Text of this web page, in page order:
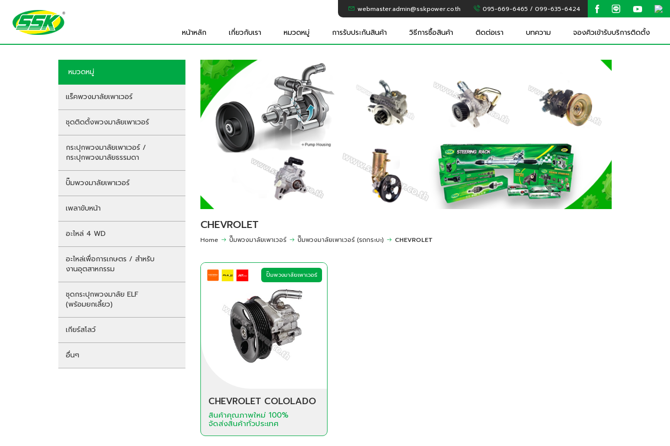
หน้าหลัก เกี่ยวกับเรา หมวดหมู่ การรับประกันสินค้า วิธีการซื้อสินค้า ติดต่อเรา บทความ จองคิวเข้ารับบริการติดตั้ง
webmaster.admin@sskpower.co.th 095-669-6465 / 099-635-6424
หมวดหมู่
แร็คพวงมาลัยเพาเวอร์
ชุดติดตั้งพวงมาลัยเพาเวอร์
กระปุกพวงมาลัยเพาเวอร์ /
กระปุกพวงมาลัยธรรมดา
ปั๊มพวงมาลัยเพาเวอร์
เพลาขับหน้า
อะไหล่ 4 WD
อะไหล่เพื่อการเกษตร / สำหรับ
งานอุตสาหกรรม
ชุดกระปุกพวงมาลัย ELF
(พร้อมยกเลี้ยว)
เกียร์สโลว์
อื่นๆ
CHEVROLET
Home ปั๊มพวงมาลัยเพาเวอร์ ปั๊มพวงมาลัยเพาเวอร์ (รถกระบะ) CHEVROLET
ปั๊มพวงมาลัยเพาเวอร์
CHEVROLET COLOLADO
สินค้าคุณภาพใหม่ 100%
จัดส่งสินค้าทั่วประเทศ